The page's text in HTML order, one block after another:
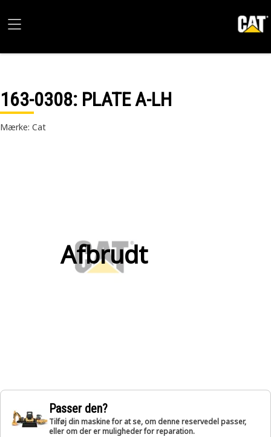
163-0308: PLATE A-LH
Mærke: Cat
Afbrudt
Passer den?
Tilføj din maskine for at se, om denne reservedel passer,
eller om der er muligheder for reparation.